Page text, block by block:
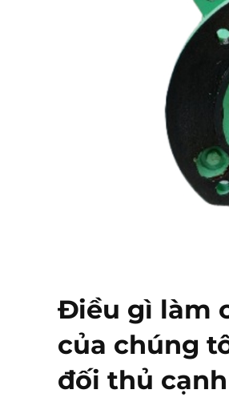
Điều gì làm
của chúng
đối thủ